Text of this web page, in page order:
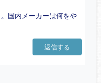
国内メーカーは何をや
返信する